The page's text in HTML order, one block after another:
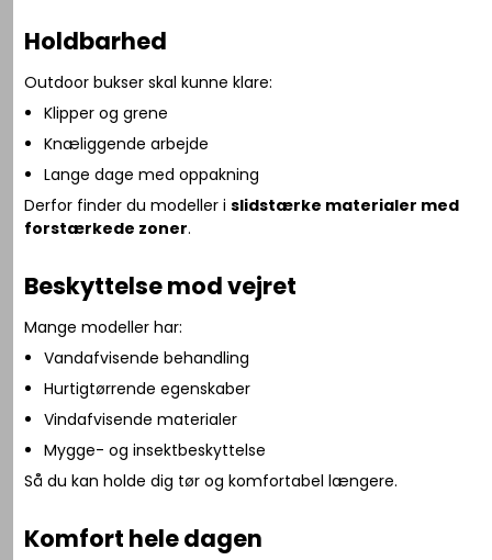
Holdbarhed
Outdoor bukser skal kunne klare:
Klipper og grene
Knæliggende arbejde
Lange dage med oppakning
Derfor finder du modeller islidstærke materialer med
forstærkede zoner.
Beskyttelse mod vejret
Mange modeller har:
Vandafvisende behandling
Hurtigtørrende egenskaber
Vindafvisende materialer
Mygge- og insektbeskyttelse
Så du kan holde dig tør og komfortabel længere.
Komfort hele dagen